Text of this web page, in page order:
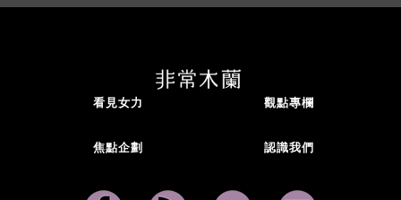
看見女力 觀點專欄
焦點企劃 認識我們